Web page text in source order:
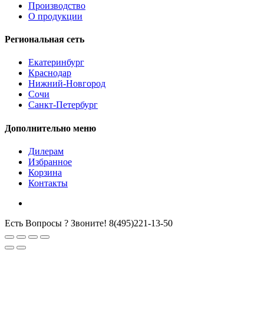
Производство
О продукции
Региональная сеть
Екатеринбург
Краснодар
Нижний-Новгород
Сочи
Санкт-Петербург
Дополнительно меню
Дилерам
Избранное
Корзина
Контакты
Есть Вопросы ? Звоните! 8(495)221-13-50